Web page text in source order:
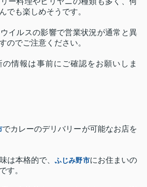
でも楽しめそうです。
イルスの影響で営業状況が通常と異
のでご注意ください。
情報は事前にご確認をお願いしま
でカレーのデリバリーが可能なお店を
は本格的で、ふじみ野市にお住まいの
す。